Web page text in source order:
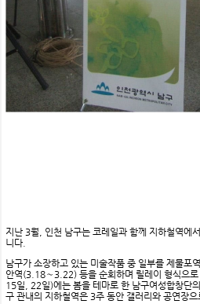
지난 3월, 인천 남구는 코레일과 함께 지하철역에
니다.
남구가 소장하고 있는 미술작품 중 일부를 제
안역(3.18∼3.22) 등을 순회하며 릴레이 형식으로
15일, 22일)에는 봄을 테마로 한 남구여성합창단
구 관내의 지하철역은 3주 동안 갤러리와 공연장으